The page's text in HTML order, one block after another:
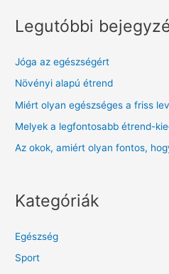
Legutóbbi
Jóga az egészségért
Növényi alapú étrend
Miért olyan egészséges a friss
Melyek a legfontosabb étrend-
Az okok, amiért olyan fontos,
Kategóriák
Egészség
Sport